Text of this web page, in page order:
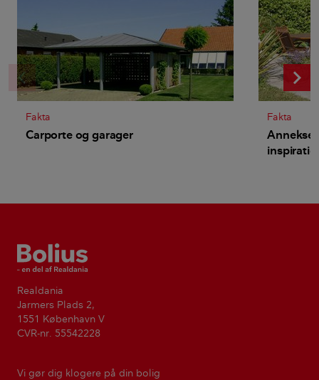
Fakta
Carporte og garager
Fakta
chevron_left
Bolius
Realdania
Jarmers Plads 2,
1551 København V
CVR-nr. 55542228
Vi gør dig klogere på din bolig